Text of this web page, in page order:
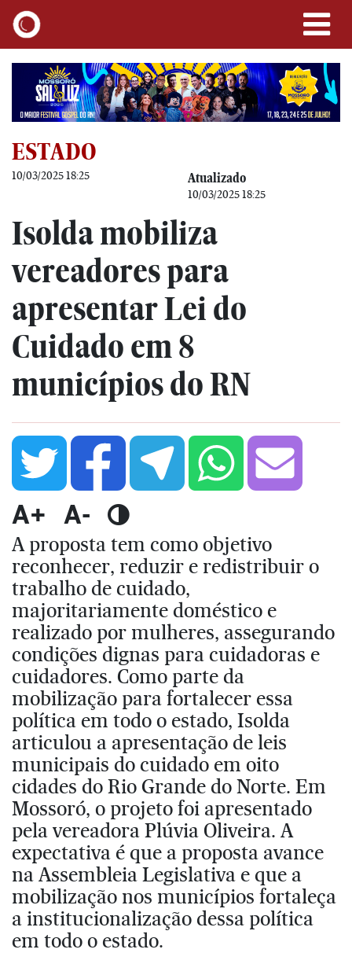
ESTADO
10/03/2025 18:25 Atualizado
10/03/2025 18:25
Isolda mobiliza
vereadores para
apresentar Lei do
Cuidado em 8
municípios do RN
A+ A-
A proposta tem como objetivo
reconhecer, reduzir e redistribuir o
trabalho de cuidado,
majoritariamente doméstico e
realizado por mulheres, assegurando
condições dignas para cuidadoras e
cuidadores. Como parte da
mobilização para fortalecer essa
política em todo o estado, Isolda
articulou a apresentação de leis
municipais do cuidado em oito
cidades do Rio Grande do Norte. Em
Mossoró, o projeto foi apresentado
pela vereadora Plúvia Oliveira. A
expectativa é que a proposta avance
na Assembleia Legislativa e que a
mobilização nos municípios fortaleça
a institucionalização dessa política
em todo o estado.